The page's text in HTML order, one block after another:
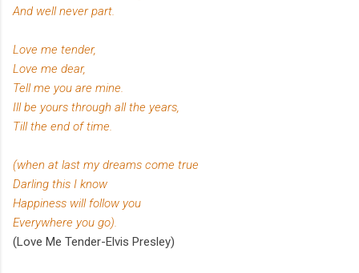
And well never part.
Love me tender,
Love me dear,
Tell me you are mine.
Ill be yours through all the years,
Till the end of time.
(when at last my dreams come true
Darling this I know
Happiness will follow you
Everywhere you go).
(Love Me Tender-Elvis Presley)